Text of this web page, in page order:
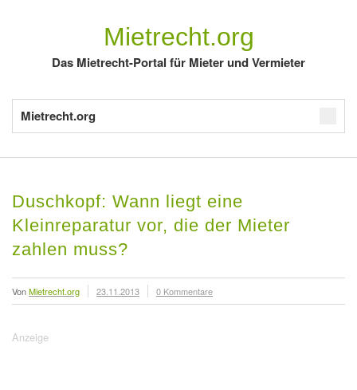
Mietrecht.org
Das Mietrecht-Portal für Mieter und Vermieter
Mietrecht.org
Duschkopf: Wann liegt eine
Kleinreparatur vor, die der Mieter
zahlen muss?
VonMietrecht.org 23.11.2013 0 Kommentare